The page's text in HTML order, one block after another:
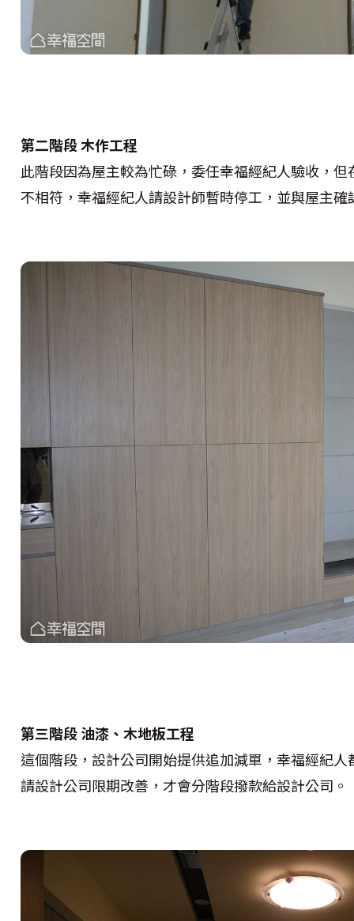
第二階段 木作工程
此階段因為屋主較為忙碌，委任幸福經紀人驗收，
不相符，幸福經紀人請設計師暫時停工，並與屋主
第三階段 油漆、木地板工程
這個階段，設計公司開始提供追加減單，幸福經紀
請設計公司限期改善，才會分階段撥款給設計公司。